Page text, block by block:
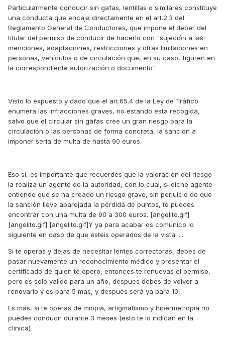
Particularmente conducir sin gafas, lentillas o similares constituye
una conducta que encaja directamente en el art.2.3 del
Reglamento General de Conductores, que impone el deber del
titular del permiso de conducir de hacerlo con "sujeción a las
menciones, adaptaciones, restricciones y otras limitaciones en
personas, vehículos o de circulación que, en su caso, figuren en
la correspondiente autorización o documento".
Visto lo expuesto y dado que el art.65.4 de la Ley de Tráfico
enumera las infracciones graves, no estando esta recogida,
salvo que el circular sin gafas cree un gran riesgo para la
circulación o las personas de forma concreta, la sanción a
imponer sería de multa de hasta 90 euros.
Eso si, es importante que recuerdes que la valoración del riesgo
la realiza un agente de la autoridad, con lo cual, si dicho agente
entiende que se ha creado un riesgo grave, sin perjuicio de que
la sanción lleve aparejada la pérdida de puntos, te puedes
encontrar con una multa de 90 a 300 euros. [angelito.gif]
[angelito.gif] [angelito.gif]Y ya para acabar os comunico lo
siguiente en caso de que esteis operados de la vista .....
Si te operas y dejas de necesitar lentes correctoras, debes de
pasar nuevamente un reconocimiento médico y presentar el
certificado de quien te opero, entonces te renuevas el permiso,
pero es solo valido para un año, despues debes de volver a
renovarlo y es para 5 mas, y después será ya para 10,
Es mas, si te operas de miopia, artigmatismo y hipermetropia no
puedes conducir durante 3 meses (esto te lo indican en la
clinica)